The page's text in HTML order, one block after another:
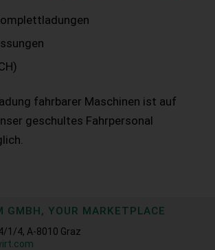
fahrbarer Maschinen ist auf
geschultes Fahrpersonal
GMBH, YOUR MARKETPLACE
1/4, A-8010 Graz